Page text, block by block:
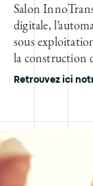
Salon
digitale,
sous
la construction
Retrouvez ici